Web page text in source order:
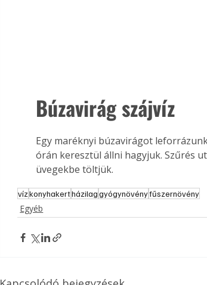
Búzavirág szájvíz
Egy maréknyi búzavirágot
órán keresztül állni hagyjuk. Szűrés
üvegekbe töltjük.
vízkonyhakertházilaggyógynövényfűszernövény
Egyéb